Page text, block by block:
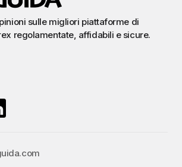
sulle migliori piattaforme di
regolamentate, affidabili e sicure.